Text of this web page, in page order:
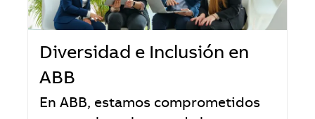
Diversidad e Inclusión en
ABB
En ABB, estamos comprometidos